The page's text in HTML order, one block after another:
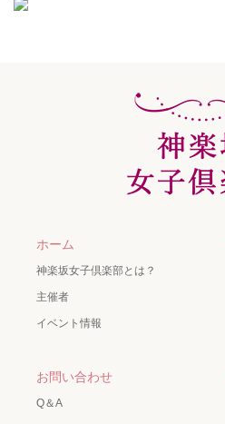
ホーム
神楽坂女子倶楽部とは？
主催者
イベント情報
お問い合わせ
Q＆A